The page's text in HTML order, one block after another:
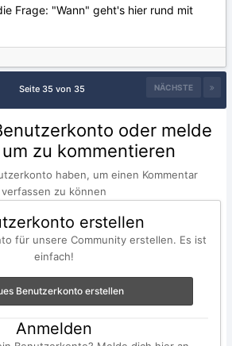
Frage: "Wann" geht's hier rund mit
NÄCHSTE
Seite 35 von 35
oder melde
zu kommentieren
haben, um einen Kommentar
verfassen zu können
erstellen
für unsere Community erstellen. Es ist
einfach!
Benutzerkonto erstellen
Anmelden